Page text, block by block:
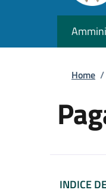
Home /
INDICE